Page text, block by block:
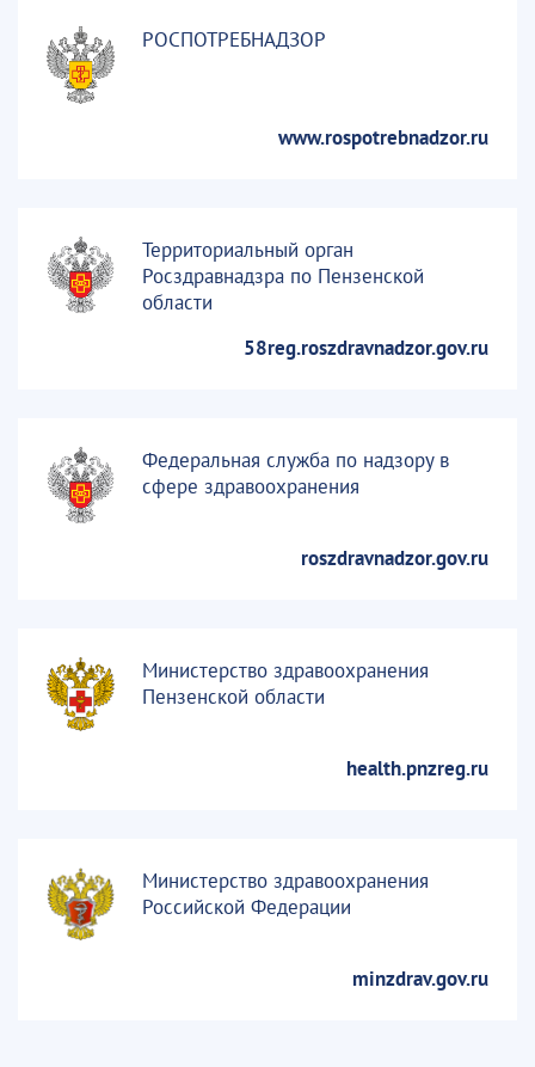
РОСПОТРЕБНАДЗОР
www.rospotrebnadzor.ru
Территориальный орган
Росздравнадзра по Пензенской
области
58reg.roszdravnadzor.gov.ru
Федеральная служба по надзору в
сфере здравоохранения
roszdravnadzor.gov.ru
Министерство здравоохранения
Пензенской области
health.pnzreg.ru
Министерство здравоохранения
Российской Федерации
minzdrav.gov.ru